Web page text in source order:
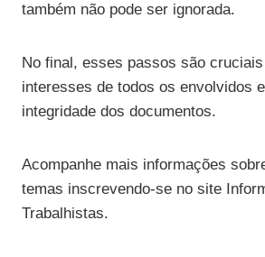
também não pode ser ignorada.
No final, esses passos são
interesses de todos os envolvidos
integridade dos documentos.
Acompanhe mais informações
temas inscrevendo-se no site
Trabalhistas.